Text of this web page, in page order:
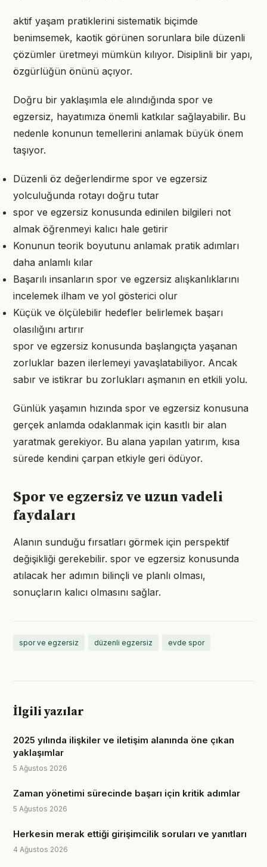
aktif yaşam pratiklerini sistematik biçimde
benimsemek, kaotik görünen sorunlara bile düzenli
çözümler üretmeyi mümkün kılıyor. Disiplinli bir yapı,
özgürlüğün önünü açıyor.
Doğru bir yaklaşımla ele alındığında spor ve
egzersiz, hayatımıza önemli katkılar sağlayabilir. Bu
nedenle konunun temellerini anlamak büyük önem
taşıyor.
Düzenli öz değerlendirme spor ve egzersiz
yolculuğunda rotayı doğru tutar
spor ve egzersiz konusunda edinilen bilgileri not
almak öğrenmeyi kalıcı hale getirir
Konunun teorik boyutunu anlamak pratik adımları
daha anlamlı kılar
Başarılı insanların spor ve egzersiz alışkanlıklarını
incelemek ilham ve yol gösterici olur
Küçük ve ölçülebilir hedefler belirlemek başarı
olasılığını artırır
spor ve egzersiz konusunda başlangıçta yaşanan
zorluklar bazen ilerlemeyi yavaşlatabiliyor. Ancak
sabır ve istikrar bu zorlukları aşmanın en etkili yolu.
Günlük yaşamın hızında spor ve egzersiz konusuna
gerçek anlamda odaklanmak için kasıtlı bir alan
yaratmak gerekiyor. Bu alana yapılan yatırım, kısa
sürede kendini çarpan etkiyle geri ödüyor.
Spor ve egzersiz ve uzun vadeli
faydaları
Alanın sunduğu fırsatları görmek için perspektif
değişikliği gerekebilir. spor ve egzersiz konusunda
atılacak her adımın bilinçli ve planlı olması,
sonuçların kalıcı olmasını sağlar.
spor ve egzersiz düzenli egzersiz evde spor
İlgili yazılar
2025 yılında ilişkiler ve iletişim alanında öne çıkan
yaklaşımlar
5 Ağustos 2026
Zaman yönetimi sürecinde başarı için kritik adımlar
5 Ağustos 2026
Herkesin merak ettiği girişimcilik soruları ve yanıtları
4 Ağustos 2026